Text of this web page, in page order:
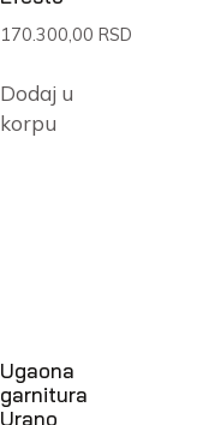
170.300,00 RSD
Dodaj u
korpu
Ugaona
garnitura
Urano